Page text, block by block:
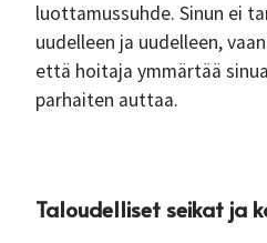
luottamussuhde. Sinun ei
uudelleen ja uudelleen,
että hoitaja ymmärtää
parhaiten auttaa.
Taloudelliset seikat ja